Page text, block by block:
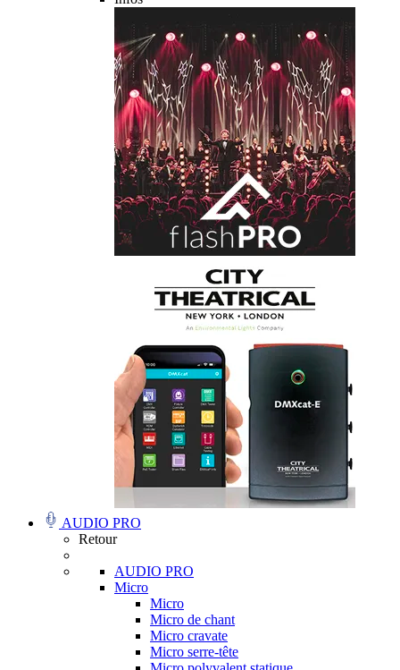
AUDIO PRO
Retour
AUDIO PRO
Micro
Micro
Micro de chant
Micro cravate
Micro serre-tête